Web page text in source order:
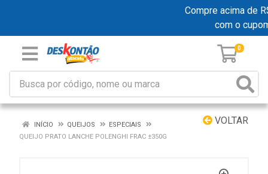
Compre acima de
com o
0
VOLTAR
INÍCIO QUEIJOS
ESPECIAIS
QUEIJO PRATO LANCHE POLENGHI FRAC ±350G